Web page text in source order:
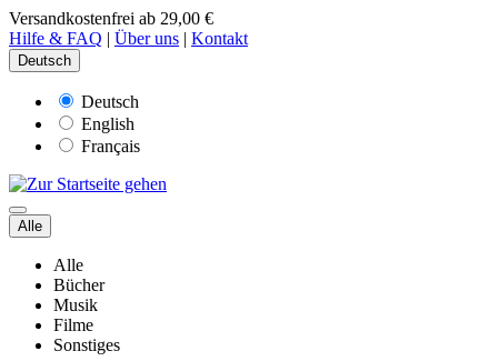
Versandkostenfrei ab 29,00 €
Hilfe & FAQ | Über uns | Kontakt
Deutsch
Deutsch
English
Français
Alle
Alle
Bücher
Musik
Filme
Sonstiges